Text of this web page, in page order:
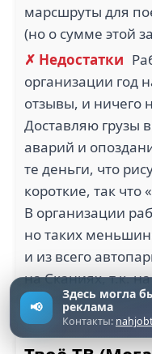
марсшруты для
(но о сумме этой
✗ Недостатки
организации год
отзывы, и ничего
Доставляю грузы
аварий и
те деньги, что
короткие, так что
В организации
но таких
и из всего
на Сканиях, т.к.
за пережог
📢
Здесь могла
реклама
Контакты: